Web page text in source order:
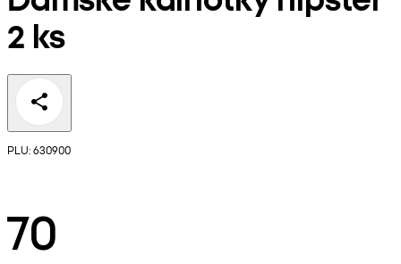
2 ks
PLU: 630900
70